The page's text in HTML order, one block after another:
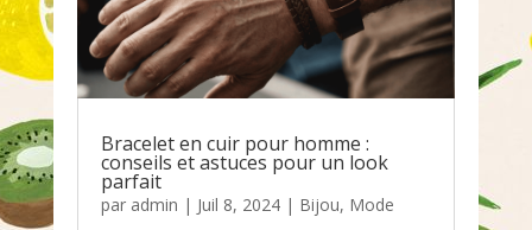
Bracelet en cuir pour homme :
conseils et astuces pour un look
parfait
par admin | Juil 8, 2024| Bijou, Mode